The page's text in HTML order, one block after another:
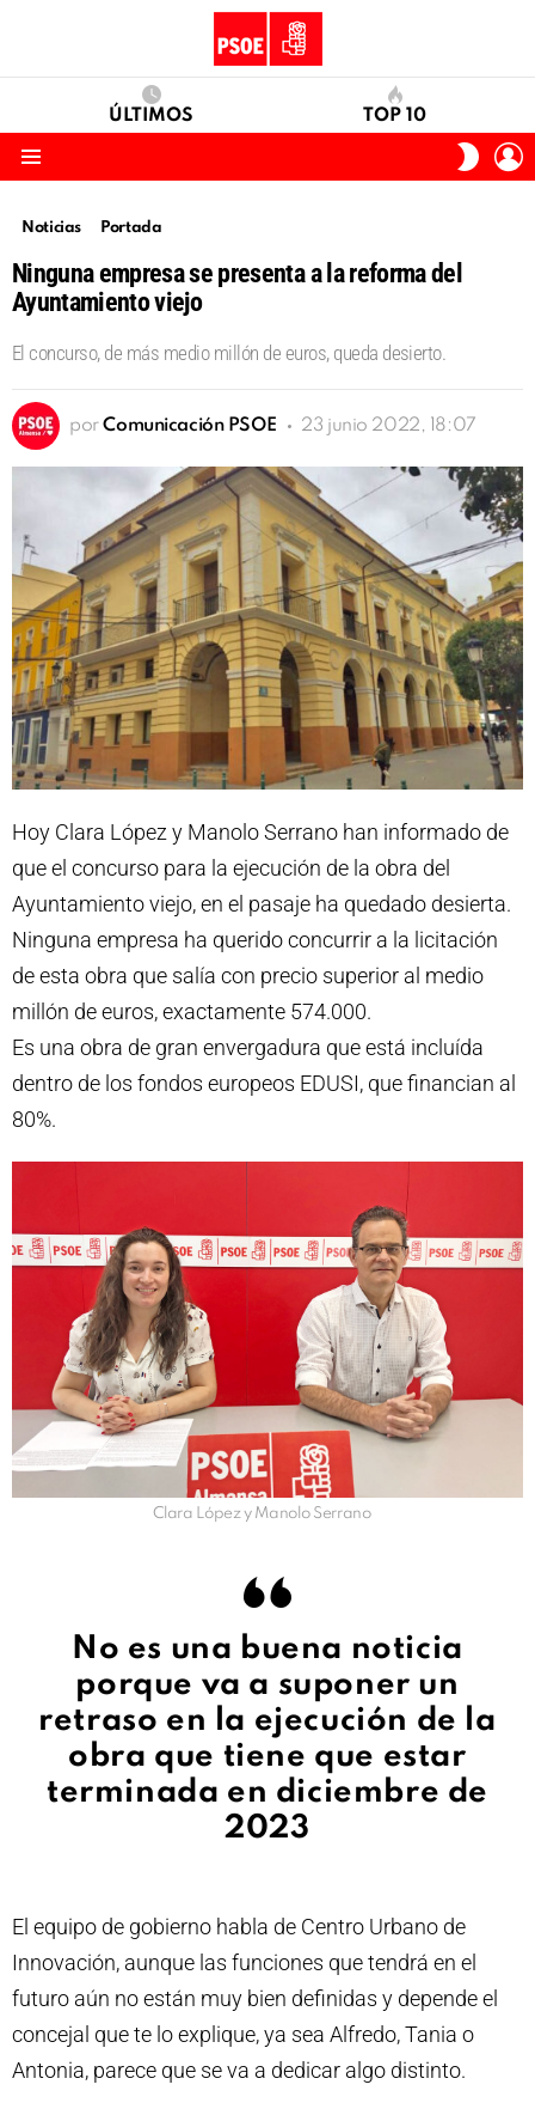
ÚLTIMOS TOP 10
SKIN
Noticias Portada
Ninguna empresa se presenta a la reforma del
Ayuntamiento viejo
El concurso, de más medio millón de euros, queda desierto.
por Comunicación PSOE 23 junio 2022, 18:07
Hoy Clara López y Manolo Serrano han informado de
que el concurso para la ejecución de la obra del
Ayuntamiento viejo, en el pasaje ha quedado desierta.
Ninguna empresa ha querido concurrir a la licitación
de esta obra que salía con precio superior al medio
millón de euros, exactamente 574.000.
Es una obra de gran envergadura que está incluída
dentro de los fondos europeos EDUSI, que financian al
80%.
Clara López y Manolo Serrano
No es una buena noticia
porque va a suponer un
retraso en la ejecución de la
obra que tiene que estar
terminada en diciembre de
2023
El equipo de gobierno habla de Centro Urbano de
Innovación, aunque las funciones que tendrá en el
futuro aún no están muy bien definidas y depende el
concejal que te lo explique, ya sea Alfredo, Tania o
Antonia, parece que se va a dedicar algo distinto.